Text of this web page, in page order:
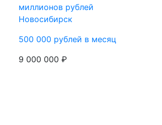
миллионов рублей
Новосибирск
500 000 рублей в месяц
9 000 000 ₽